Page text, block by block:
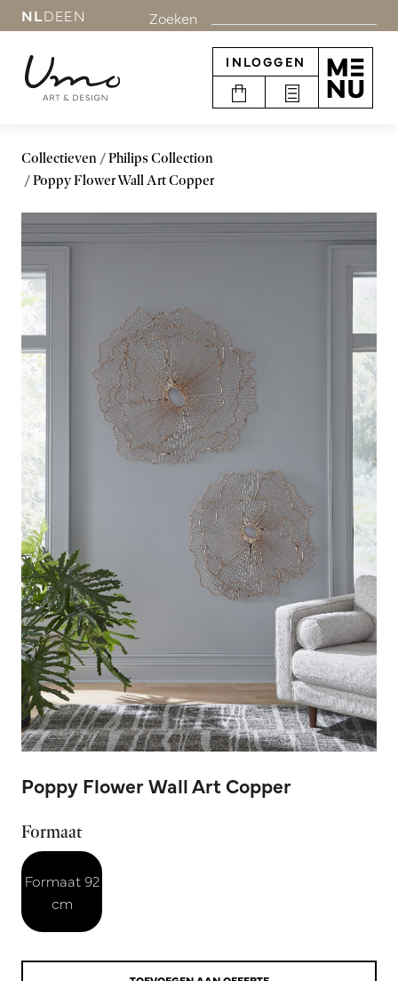
NLDEEN Zoeken
INLOGGEN
Collectieven
Philips Collection
Poppy Flower Wall Art Copper
Poppy Flower Wall Art Copper
Formaat
Formaat 92
cm